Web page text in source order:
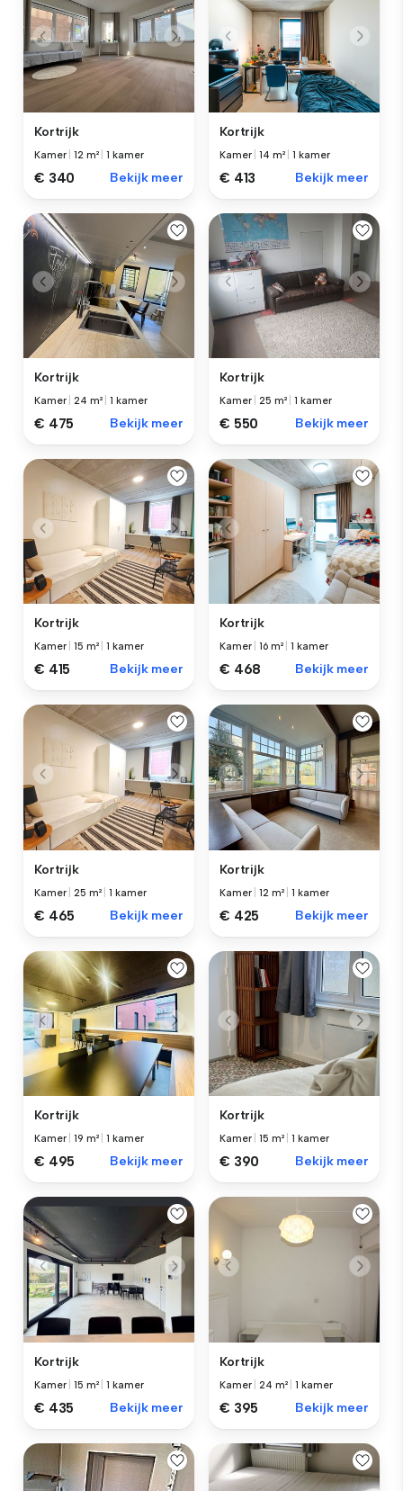
Kortrijk
Kamer |12 m² |1 kamer
€ 340 Bekijk meer
Kortrijk
Kamer |14 m² |1 kamer
€ 413 Bekijk meer
Kortrijk
Kamer |24 m² |1 kamer
€ 475 Bekijk meer
Kortrijk
Kamer |25 m² |1 kamer
€ 550 Bekijk meer
Kortrijk
Kamer |15 m² |1 kamer
€ 415 Bekijk meer
Kortrijk
Kamer |16 m² |1 kamer
€ 468 Bekijk meer
Kortrijk
Kamer |25 m² |1 kamer
€ 465 Bekijk meer
Kortrijk
Kamer |12 m² |1 kamer
€ 425 Bekijk meer
Kortrijk
Kamer |19 m² |1 kamer
€ 495 Bekijk meer
Kortrijk
Kamer |15 m² |1 kamer
€ 390 Bekijk meer
Kortrijk
Kamer |15 m² |1 kamer
€ 435 Bekijk meer
Kortrijk
Kamer |24 m² |1 kamer
€ 395 Bekijk meer